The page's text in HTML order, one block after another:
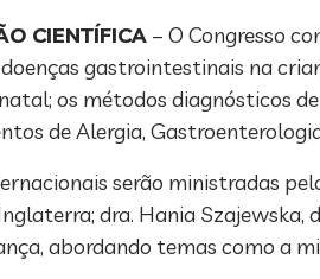
CIENTÍFICA – O Congresso
gastrointestinais na
os métodos diagnósticos
de Alergia,
serão ministradas
dra. Hania Szajewska,
abordando temas como a